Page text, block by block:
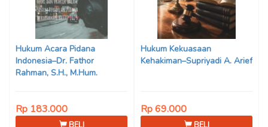
Hukum Acara Pidana
Indonesia–Dr. Fathor
Rahman, S.H., M.Hum.
Rp 183.000
Hukum Kekuasaan
Kehakiman–Supriyadi A. Arief
Rp 69.000